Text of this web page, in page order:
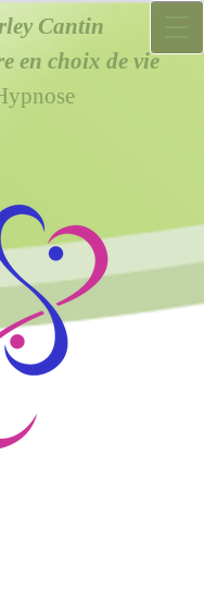
Cantin
en choix de vie